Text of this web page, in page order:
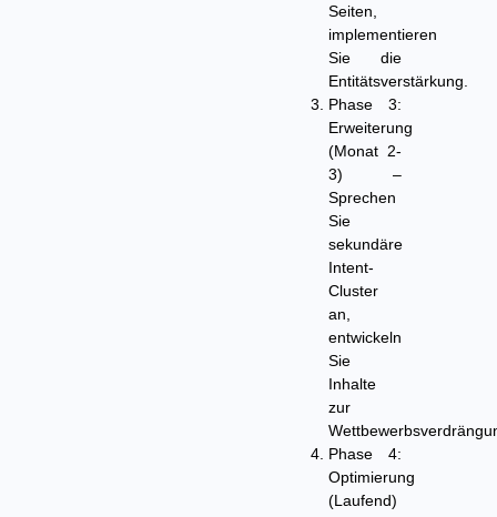
Seiten,
implementieren
Sie die
Entitätsverstärkung.
Phase 3:
Erweiterung
(Monat 2-
3) –
Sprechen
Sie
sekundäre
Intent-
Cluster
an,
entwickeln
Sie
Inhalte
zur
Phase 4:
Optimierung
(Laufend)